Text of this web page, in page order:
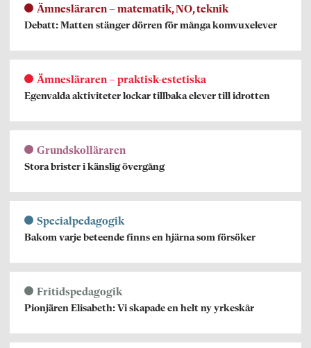
Ämnesläraren – matematik, NO, teknik
Debatt: Matten stänger dörren för många komvuxelever
Ämnesläraren – praktisk-estetiska
Egenvalda aktiviteter lockar tillbaka elever till idrotten
Grundskolläraren
Stora brister i känslig övergång
Specialpedagogik
Bakom varje beteende finns en hjärna som försöker
Fritidspedagogik
Pionjären Elisabeth: Vi skapade en helt ny yrkeskår